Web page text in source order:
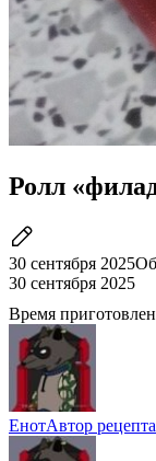
Ролл
30 сентября 2025
30 сентября 2025
Время
ЕнотАвтор рецепта